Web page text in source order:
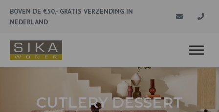
BOVEN DE €50,- GRATIS VERZENDING IN
NEDERLAND
CUTLERY DESSERT